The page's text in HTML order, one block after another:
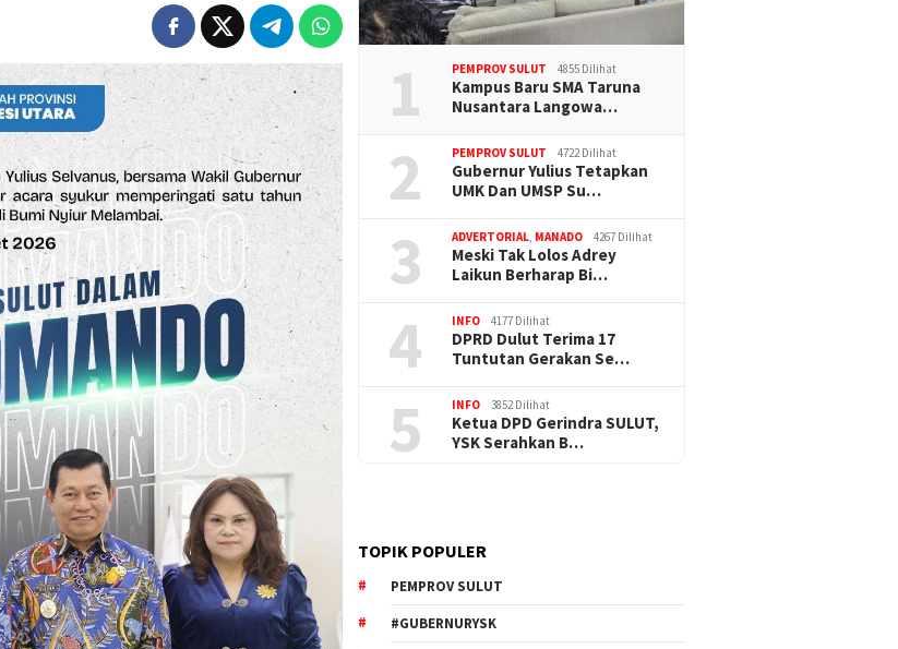
1 PEMPROV SULUT 4855 Dilihat
Kampus Baru SMA Taruna
Nusantara Langowa…
2 PEMPROV SULUT 4722 Dilihat
Gubernur Yulius Tetapkan
UMK Dan UMSP Su…
3 ADVERTORIAL MANADO 4267 Dilihat
Meski Tak Lolos Adrey
Laikun Berharap Bi…
4 INFO 4177 Dilihat
DPRD Dulut Terima 17
Tuntutan Gerakan Se…
5 INFO 3852 Dilihat
Ketua DPD Gerindra SULUT,
YSK Serahkan B…
TOPIK POPULER
PEMPROV SULUT
#GUBERNURYSK